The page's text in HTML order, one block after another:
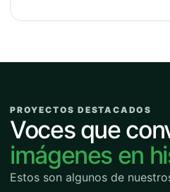
PROYECTOS DESTACADOS
Voces que
imágenes en
Estos son algunos de